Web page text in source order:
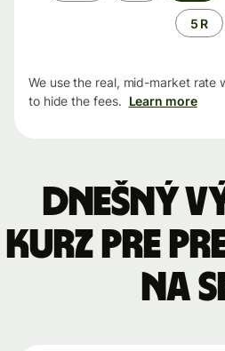
5 R
We use the real, mid-market rate
to hide the fees. Learn more
Dnešný
kurz pre
na